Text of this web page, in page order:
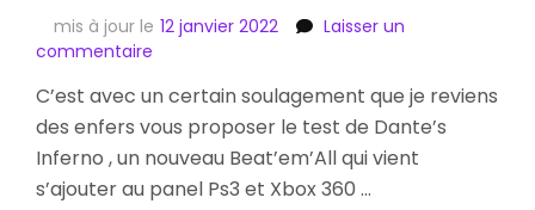
mis à jour le 12 janvier 2022
Laisser un
commentaire
Dante’s
Inferno
C’est avec un certain soulagement que je reviens
des enfers vous proposer le test de Dante’s
Inferno , un nouveau Beat’em’All qui vient
s’ajouter au panel Ps3 et Xbox 360 …